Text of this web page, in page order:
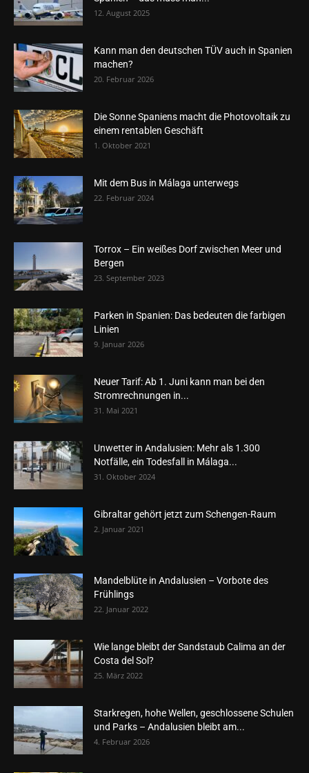
12. August 2025
Kann man den deutschen TÜV auch in Spanien
machen?
20. Februar 2026
Die Sonne Spaniens macht die Photovoltaik zu
einem rentablen Geschäft
1. Oktober 2021
Mit dem Bus in Málaga unterwegs
22. Februar 2024
Torrox – Ein weißes Dorf zwischen Meer und
Bergen
23. September 2023
Parken in Spanien: Das bedeuten die farbigen
Linien
9. Januar 2026
Neuer Tarif: Ab 1. Juni kann man bei den
Stromrechnungen in...
31. Mai 2021
Unwetter in Andalusien: Mehr als 1.300
Notfälle, ein Todesfall in Málaga...
31. Oktober 2024
Gibraltar gehört jetzt zum Schengen-Raum
2. Januar 2021
Mandelblüte in Andalusien – Vorbote des
Frühlings
22. Januar 2022
Wie lange bleibt der Sandstaub Calima an der
Costa del Sol?
25. März 2022
Starkregen, hohe Wellen, geschlossene Schulen
und Parks – Andalusien bleibt am...
4. Februar 2026